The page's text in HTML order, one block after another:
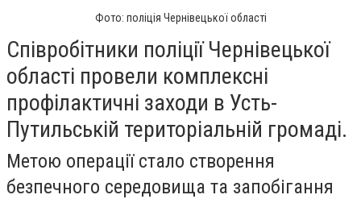
Фото: поліція Чернівецької області
Співробітники поліції Чернівецької
області провели комплексні
профілактичні заходи в Усть-
Путильській територіальній громаді.
Метою операції стало створення
безпечного середовища та запобігання